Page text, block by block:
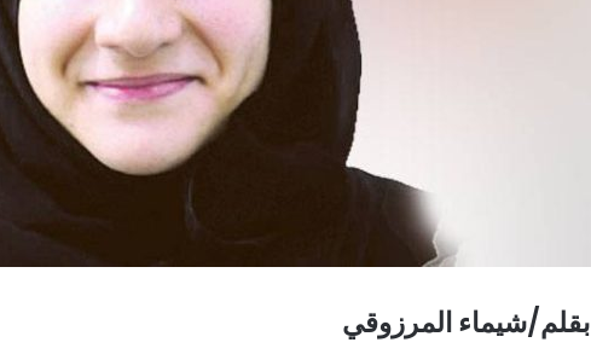
بقلم/شيماء المرزوقي